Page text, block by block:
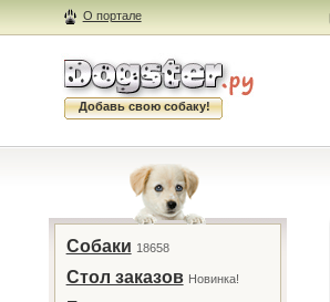
О портале
Добавь свою собаку!
Собаки 18658
Стол заказов Новинка!